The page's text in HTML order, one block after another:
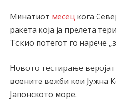
Минатиот месец кога
ракета која ја прелета
Токио потегот го нарече
Новото тестирање
воените вежби кои Јужна
Јапонското море.